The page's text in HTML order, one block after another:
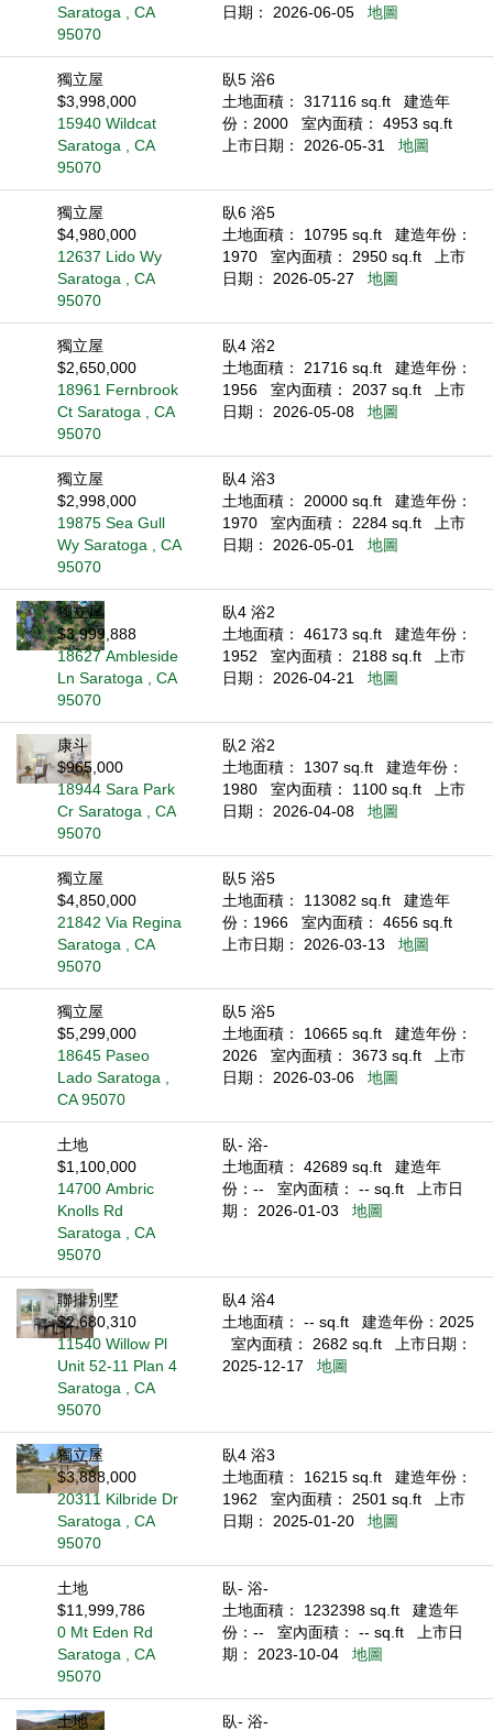
Saratoga , CA
95070
日期： 2026-06-05
地圖
獨立屋
$3,998,000
15940 Wildcat
Saratoga , CA
95070
臥5 浴6
土地面積： 317116 sq.ft
建造年
份：2000
室內面積： 4953 sq.ft
上市日期： 2026-05-31
地圖
獨立屋
$4,980,000
12637 Lido Wy
Saratoga , CA
95070
臥6 浴5
土地面積： 10795 sq.ft
建造年份：
1970
室內面積： 2950 sq.ft
上市
日期： 2026-05-27
地圖
獨立屋
$2,650,000
18961 Fernbrook
Ct Saratoga , CA
95070
臥4 浴2
土地面積： 21716 sq.ft
建造年份：
1956
室內面積： 2037 sq.ft
上市
日期： 2026-05-08
地圖
獨立屋
$2,998,000
19875 Sea Gull
Wy Saratoga , CA
95070
臥4 浴3
土地面積： 20000 sq.ft
建造年份：
1970
室內面積： 2284 sq.ft
上市
日期： 2026-05-01
地圖
獨立屋
$3,999,888
18627 Ambleside
Ln Saratoga , CA
95070
臥4 浴2
土地面積： 46173 sq.ft
建造年份：
1952
室內面積： 2188 sq.ft
上市
日期： 2026-04-21
地圖
康斗
$965,000
18944 Sara Park
Cr Saratoga , CA
95070
臥2 浴2
土地面積： 1307 sq.ft
建造年份：
1980
室內面積： 1100 sq.ft
上市
日期： 2026-04-08
地圖
獨立屋
$4,850,000
21842 Via Regina
Saratoga , CA
95070
臥5 浴5
土地面積： 113082 sq.ft
建造年
份：1966
室內面積： 4656 sq.ft
上市日期： 2026-03-13
地圖
獨立屋
$5,299,000
18645 Paseo
Lado Saratoga ,
CA 95070
臥5 浴5
土地面積： 10665 sq.ft
建造年份：
2026
室內面積： 3673 sq.ft
上市
日期： 2026-03-06
地圖
土地
$1,100,000
14700 Ambric
Knolls Rd
Saratoga , CA
95070
臥- 浴-
土地面積： 42689 sq.ft
建造年
份：--
室內面積： -- sq.ft
上市日
期： 2026-01-03
地圖
聯排別墅
$2,680,310
11540 Willow Pl
Unit 52-11 Plan 4
Saratoga , CA
95070
臥4 浴4
土地面積： -- sq.ft
建造年份：2025
室內面積： 2682 sq.ft
上市日期：
2025-12-17
地圖
獨立屋
$3,888,000
20311 Kilbride Dr
Saratoga , CA
95070
臥4 浴3
土地面積： 16215 sq.ft
建造年份：
1962
室內面積： 2501 sq.ft
上市
日期： 2025-01-20
地圖
土地
$11,999,786
0 Mt Eden Rd
Saratoga , CA
95070
臥- 浴-
土地面積： 1232398 sq.ft
建造年
份：--
室內面積： -- sq.ft
上市日
期： 2023-10-04
地圖
土地 臥- 浴-